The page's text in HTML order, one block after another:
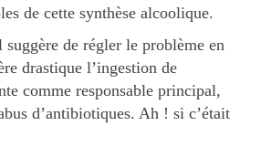
de cette synthèse alcoolique.
de régler le problème en
drastique l’ingestion de
comme responsable principal,
d’antibiotiques. Ah ! si c’était